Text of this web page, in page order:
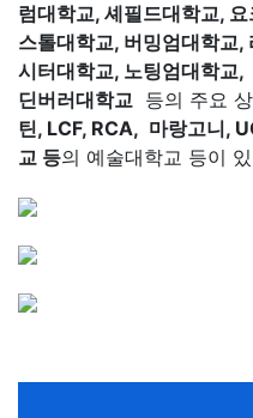
럼대학교, 셰필드대학교,
스톨대학교, 버밍엄대학교,
시터대학교, 노팅엄대학교
딘버러대학교 등의 주요
틴, LCF, RCA, 마랑고니,
교 등의 예술대학교 등이